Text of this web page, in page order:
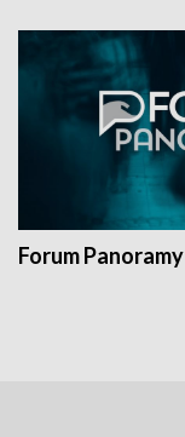
Forum Panoramy